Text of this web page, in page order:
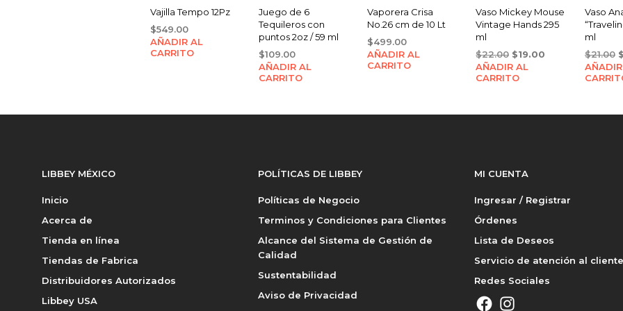
Vajilla Tempo 12Pz
$549.00
AÑADIR AL
CARRITO
Juego de 6
Tequileros con
puntos 2oz / 59 ml
$109.00
AÑADIR AL
CARRITO
Vaporera Crisa
No.26 cm de 10 Lt
$499.00
AÑADIR AL
CARRITO
Vaso Mickey Mouse
Vintage Hands 295
ml
$22.00 Original
price
was:
$19.00
AÑADIR AL
CARRITO
Vaso
ml
$21.00 $
LIBBEY MÉXICO
Inicio
Acerca de
Tienda en línea
Tiendas de Fabrica
Distribuidores Autorizados
Libbey USA
POLÍTICAS DE LIBBEY
Políticas de Negocio
Terminos y Condiciones para Clientes
Alcance del Sistema de Gestión de
Calidad
Sustentabilidad
Aviso de Privacidad
MI CUENTA
Ingresar / Registrar
Órdenes
Lista de Deseos
Servicio de atención al cliente
Redes Sociales